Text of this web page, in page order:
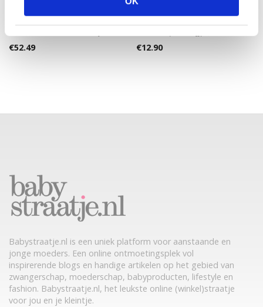
Pampers New Baby –
€52.49
Bella Happy Maxi Gr. 4
€12.90
Babystraatje.nl is een uniek platform voor aanstaande en
jonge moeders. Een online ontmoetingsplek vol
inspirerende blogs en handige artikelen op het gebied van
zwangerschap, moederschap, babyproducten, lifestyle en
fashion. Babystraatje.nl, het leukste online (winkel)straatje
voor jou en je kleintje.